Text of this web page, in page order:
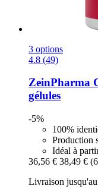
3 options
4.8 (49)
ZeinPharma
gélules
-5%
100%
Production
Idéal à
36,56 € 38,49 €
Livraison